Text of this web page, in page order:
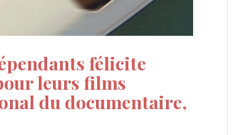
félicite
leurs films
du documentaire,